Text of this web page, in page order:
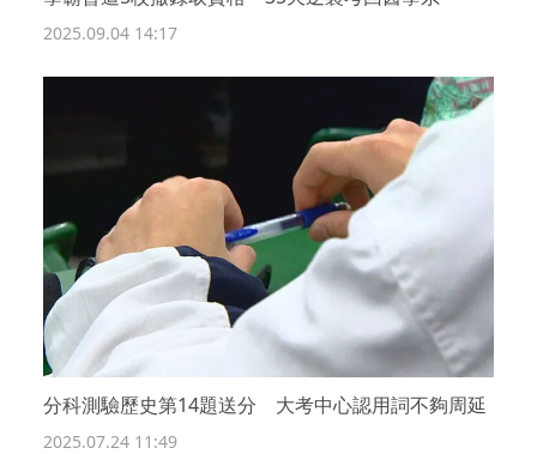
2025.09.04 14:17
分科測驗歷史第14題送分 大考中心認用詞不夠周延
2025.07.24 11:49